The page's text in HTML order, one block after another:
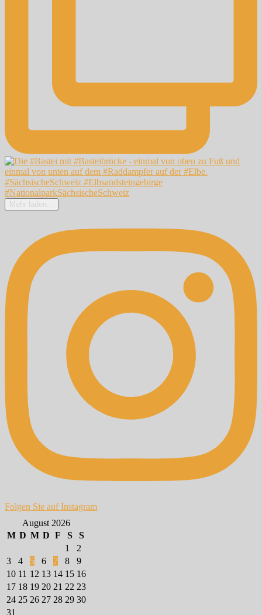
Mehr laden...
Folgen Sie auf Instagram
August 2026
M D M D F S
S
1
2
3
4 5 6 7 8
9
10 11 12 13 14 15 16
17 18 19 20 21 22 23
24 25 26 27 28 29 30
31